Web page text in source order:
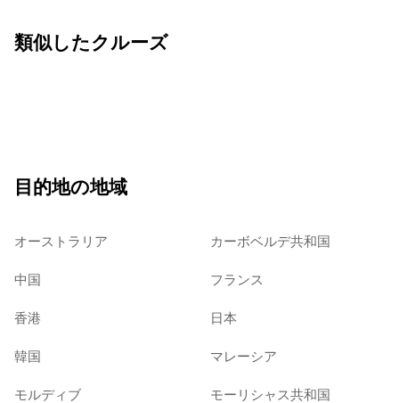
類似したクルーズ
目的地の地域
オーストラリア カーボベルデ共和国
中国 フランス
香港 日本
韓国 マレーシア
モルディブ モーリシャス共和国